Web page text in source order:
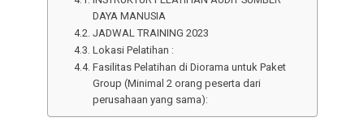
DAYA MANUSIA
JADWAL TRAINING 2023
Lokasi Pelatihan :
Fasilitas Pelatihan di Diorama untuk Paket
Group (Minimal 2 orang peserta dari
perusahaan yang sama):